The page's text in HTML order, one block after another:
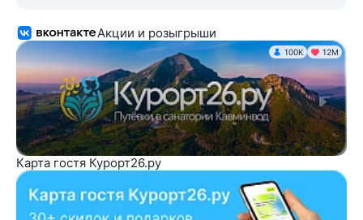
Акции и розыгрыши
100K 12М
Карта гостя Курорт26.ру